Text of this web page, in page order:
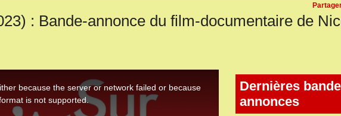
: Bande-annonce du film-documentaire de
Dernières
annonces